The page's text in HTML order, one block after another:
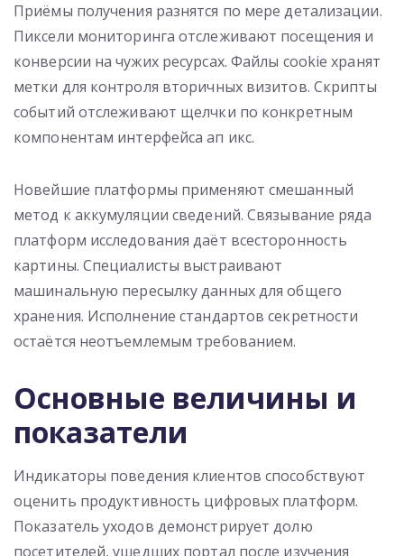
Приёмы получения разнятся по мере детализации.
Пиксели мониторинга отслеживают посещения и
конверсии на чужих ресурсах. Файлы cookie хранят
метки для контроля вторичных визитов. Скрипты
событий отслеживают щелчки по конкретным
компонентам интерфейса ап икс.
Новейшие платформы применяют смешанный
метод к аккумуляции сведений. Связывание ряда
платформ исследования даёт всесторонность
картины. Специалисты выстраивают
машинальную пересылку данных для общего
хранения. Исполнение стандартов секретности
остаётся неотъемлемым требованием.
Основные величины и
показатели
Индикаторы поведения клиентов способствуют
оценить продуктивность цифровых платформ.
Показатель уходов демонстрирует долю
посетителей, ушедших портал после изучения